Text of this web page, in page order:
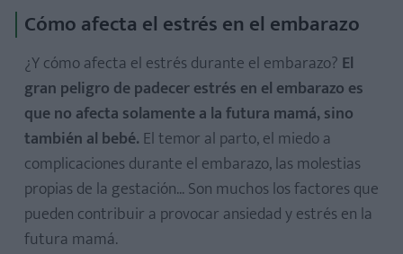
Cómo afecta el estrés en el embarazo
¿Y cómo afecta el estrés durante el embarazo? El
gran peligro de padecer estrés en el embarazo es
que no afecta solamente a la futura mamá, sino
también al bebé. El temor al parto, el miedo a
complicaciones durante el embarazo, las molestias
propias de la gestación... Son muchos los factores que
pueden contribuir a provocar ansiedad y estrés en la
futura mamá.